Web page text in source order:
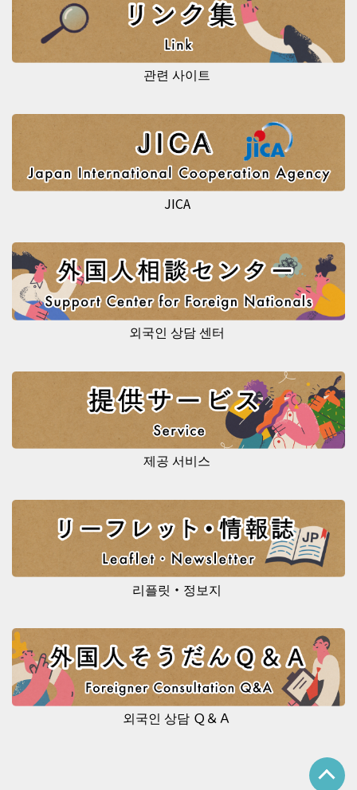
관련 사이트
JICA
외국인 상담 센터
제공 서비스
리플릿・정보지
외국인 상담 Ｑ＆Ａ